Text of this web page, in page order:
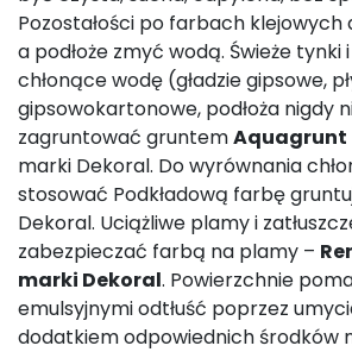
Pozostałości po farbach klejowych
a podłoże zmyć wodą. Świeże tynki
chłonące wodę (gładzie gipsowe,
gipsowokartonowe, podłoża nigdy
zagruntować gruntemAquagrunt
marki Dekoral. Do wyrównania
stosować Podkładową farbę
Dekoral. Uciążliwe plamy i
zabezpieczać farbą na plamy –
marki Dekoral. Powierzchnie
emulsyjnymi odtłuść poprzez
dodatkiem odpowiednich środków